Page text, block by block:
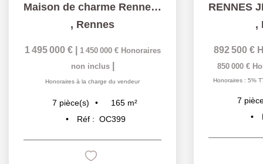
Maison de charme Rennes Thabor T7 à la déco soignée
, Rennes
1 495 000 € 1 450 000 € Honoraires
non inclus
Honoraires à la charge du vendeur
7 pièce(s) 165 m²
Réf : OC399
,
892 500 €
850 000 €
Honoraires : 5%
7